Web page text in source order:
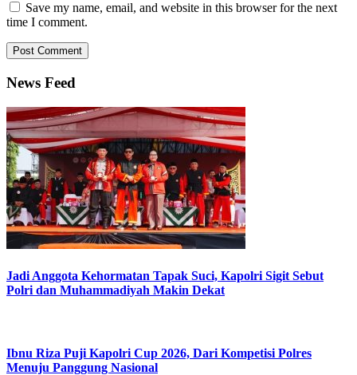
Save my name, email, and website in this browser for the next
time I comment.
News Feed
Jadi Anggota Kehormatan Tapak Suci, Kapolri Sigit Sebut
Polri dan Muhammadiyah Makin Dekat
Ibnu Riza Puji Kapolri Cup 2026, Dari Kompetisi Polres
Menuju Panggung Nasional